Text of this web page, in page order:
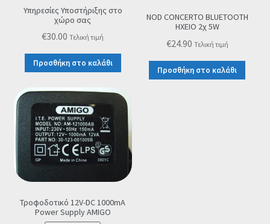
Υπηρεσίες Υποστήριξης στο
χώρο σας
€30.00 Τελική τιμή
Προσθήκη στο καλάθι
NOD CONCERTO BLUETOOTH
ΗΧΕΙΟ 2χ 5W
€24.90 Τελική τιμή
Προσθήκη στο καλάθι
Τροφοδοτικό 12V-DC 1000mA
Power Supply ΑMIGO